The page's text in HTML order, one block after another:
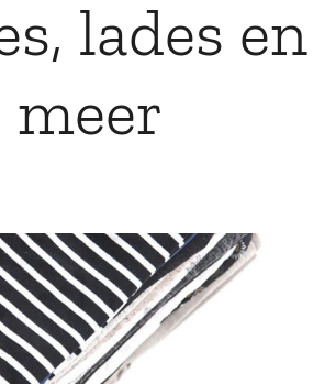
lades en
meer